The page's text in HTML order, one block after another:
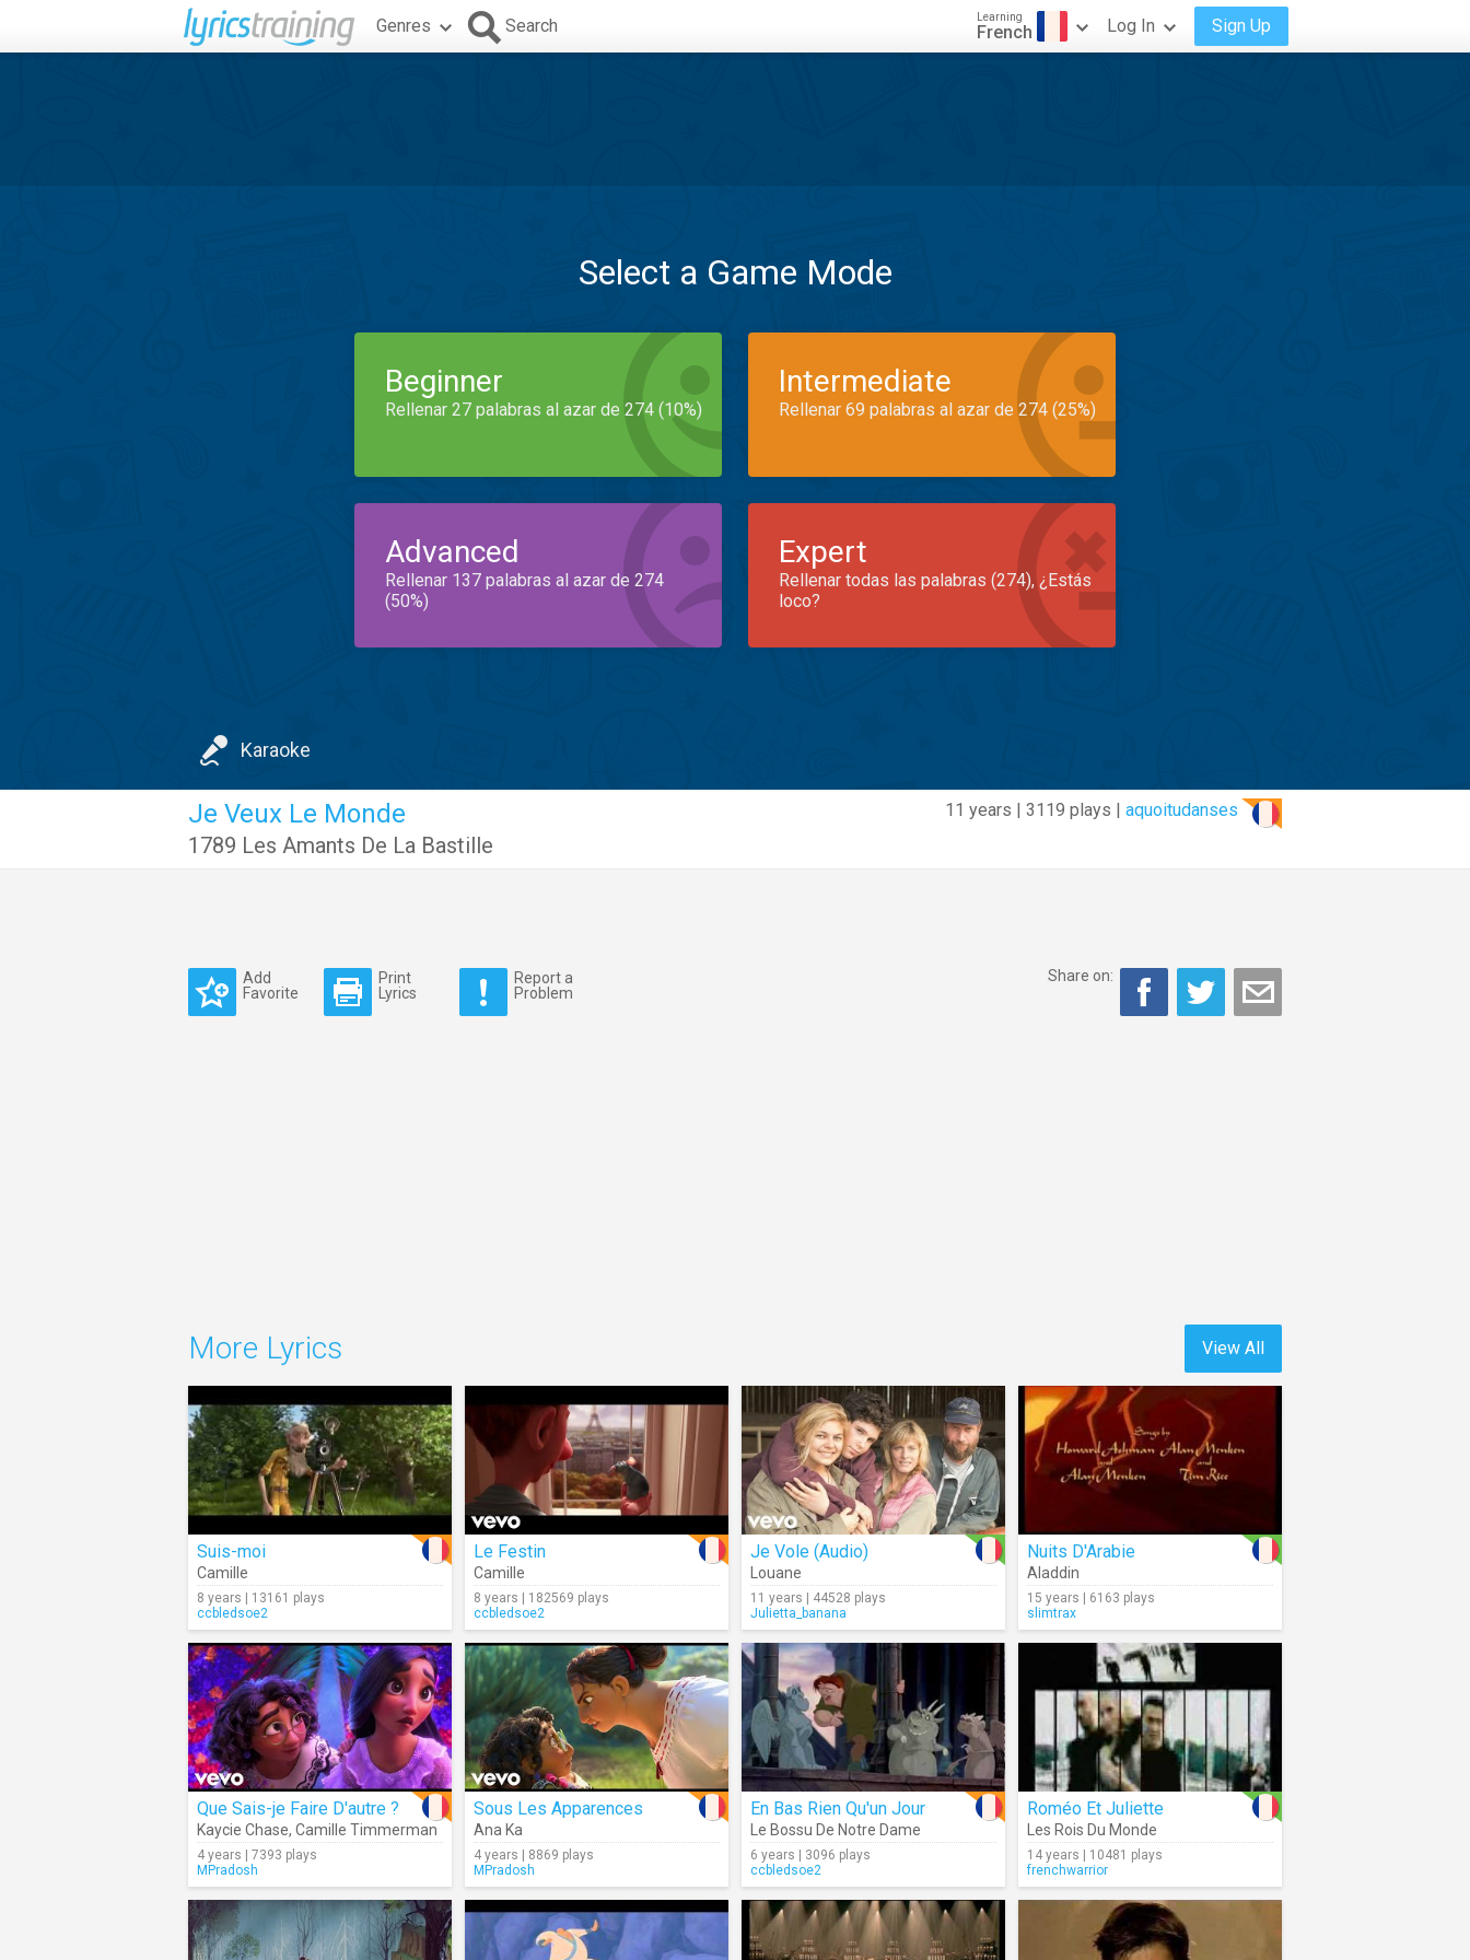
Genres Search Learning
French Log In Sign Up
Select a Game Mode
Beginner
Rellenar 27 palabras al azar de 274 (10%)
Intermediate
Rellenar 69 palabras al azar de 274 (25%)
Advanced
Rellenar 137 palabras al azar de 274
(50%)
Expert
Rellenar todas las palabras (274), ¿Estás
loco?
Karaoke
11 years | 3119 plays | aquoitudanses
Je Veux Le Monde
1789 Les Amants De La Bastille
Add
Favorite
Print
Lyrics
Report a
Problem
Share on:
View All
More Lyrics
Suis-moi
Camille
8 years | 13161 plays
ccbledsoe2
Le Festin
Camille
8 years | 182569 plays
ccbledsoe2
Je Vole (Audio)
Louane
11 years | 44528 plays
Julietta_banana
Nuits D'Arabie
Aladdin
15 years | 6163 plays
slimtrax
Que Sais-je Faire D'autre ?
Kaycie Chase, Camille Timmerman
4 years | 7393 plays
MPradosh
Sous Les Apparences
Ana Ka
4 years | 8869 plays
MPradosh
En Bas Rien Qu'un Jour
Le Bossu De Notre Dame
6 years | 3096 plays
ccbledsoe2
Roméo Et Juliette
Les Rois Du Monde
14 years | 10481 plays
frenchwarrior